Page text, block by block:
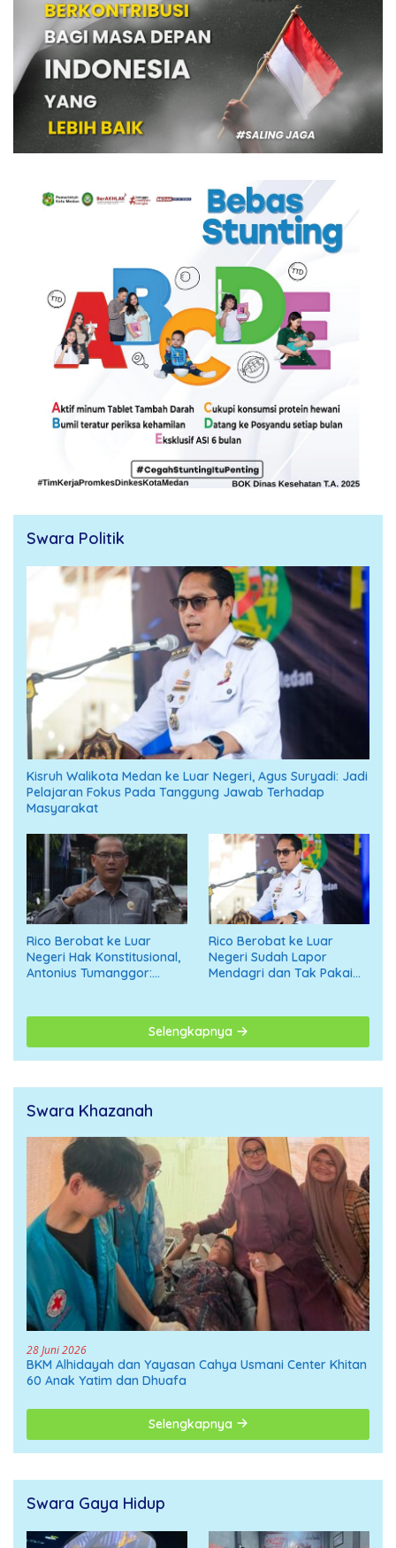
Swara Politik
Kisruh Walikota Medan ke Luar Negeri, Agus Suryadi: Jadi
Pelajaran Fokus Pada Tanggung Jawab Terhadap
Masyarakat
Rico Berobat ke Luar
Negeri Hak Konstitusional,
Antonius Tumanggor:
Rico Berobat ke Luar
Negeri Sudah Lapor
Mendagri dan Tak Pakai
Selengkapnya
Swara Khazanah
28 Juni 2026
BKM Alhidayah dan Yayasan Cahya Usmani Center Khitan
60 Anak Yatim dan Dhuafa
Selengkapnya
Swara Gaya Hidup